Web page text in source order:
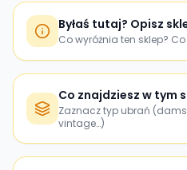
Byłaś tutaj? Opisz
Co wyróżnia ten sklep?
Co znajdziesz w tym
Zaznacz typ ubrań
vintage…)